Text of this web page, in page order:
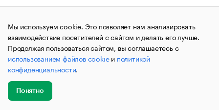
Правовая информация
О соблюдении авторских прав
© АО «РОСБИЗНЕСКОНСАЛТИНГ»,1995–2026.Сообщения
и материалы информационного агентства «РБК»
(зарегистрировано Федеральной службой по надзору в сфере
связи, информационных технологий и массовых
коммуникаций (Роскомнадзор) 09.12.2015 за номером ИА
№ФС77-63848) сопровождаются пометкой «РБК». Отдельные
публикации могут содержать информацию,
не предназначенную для пользователей
до 18 лет.
Мы используем cookie. Это позволяет нам анализировать
взаимодействие посетителей с сайтом и делать его лучше.
Продолжая пользоваться сайтом, вы соглашаетесь с
использованием файлов cookieи политикой
конфиденциальности.
Понятно